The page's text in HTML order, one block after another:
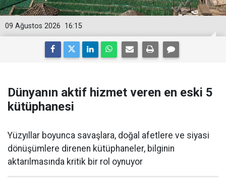
16:15
09 Ağustos 2026
Dünyanın aktif hizmet veren en eski 5
kütüphanesi
Yüzyıllar boyunca savaşlara, doğal afetlere ve siyasi
dönüşümlere direnen kütüphaneler, bilginin
aktarılmasında kritik bir rol oynuyor